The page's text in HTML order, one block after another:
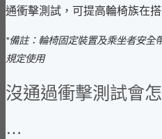
通衝擊測試，可提高輪椅族在
*備註：輪椅固定裝置及乘坐者安全
規定使用
沒通過衝擊測試會
…